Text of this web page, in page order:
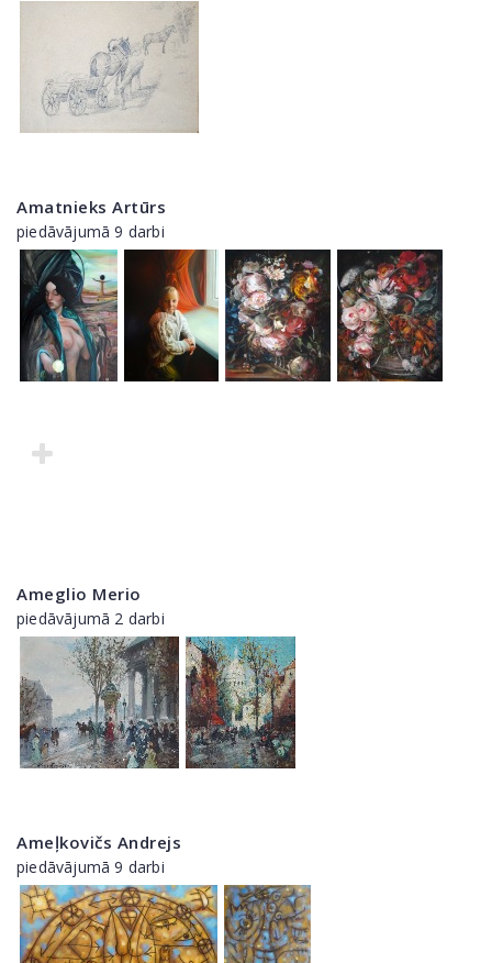
Amatnieks Artūrs
piedāvājumā 9 darbi
Ameglio Merio
piedāvājumā 2 darbi
Ameļkovičs Andrejs
piedāvājumā 9 darbi